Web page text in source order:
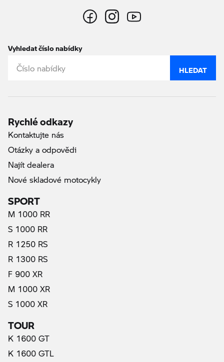
Vyhledat číslo nabídky
HLEDAT
Rychlé odkazy
Kontaktujte nás
Otázky a odpovědi
Najít dealera
Nové skladové motocykly
SPORT
M 1000 RR
S 1000 RR
R 1250 RS
R 1300 RS
F 900 XR
M 1000 XR
S 1000 XR
TOUR
K 1600 GT
K 1600 GTL